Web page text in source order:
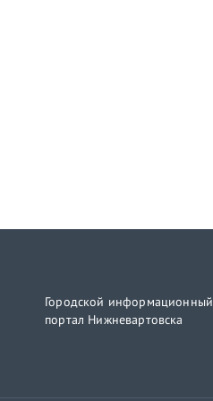
Городской информационный
портал Нижневартовска